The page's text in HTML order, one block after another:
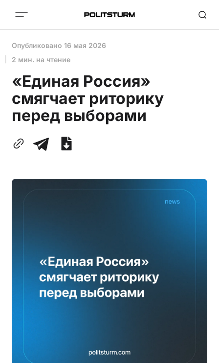
Опубликовано 16 мая 2026
2 мин. на чтение
«Единая Россия»
смягчает риторику
перед выборами